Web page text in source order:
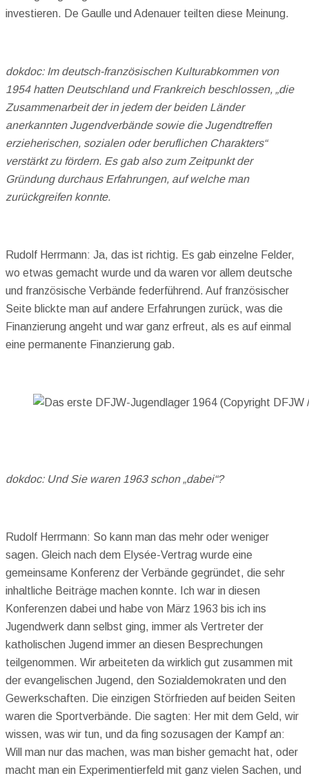
investieren. De Gaulle und Adenauer teilten diese Meinung.
dokdoc: Im deutsch-französischen Kulturabkommen von
1954 hatten Deutschland und Frankreich beschlossen, „die
Zusammenarbeit der in jedem der beiden Länder
anerkannten Jugendverbände sowie die Jugendtreffen
erzieherischen, sozialen oder beruflichen Charakters“
verstärkt zu fördern. Es gab also zum Zeitpunkt der
Gründung durchaus Erfahrungen, auf welche man
zurückgreifen konnte.
Rudolf Herrmann: Ja, das ist richtig. Es gab einzelne Felder,
wo etwas gemacht wurde und da waren vor allem deutsche
und französische Verbände federführend. Auf französischer
Seite blickte man auf andere Erfahrungen zurück, was die
Finanzierung angeht und war ganz erfreut, als es auf einmal
eine permanente Finanzierung gab.
dokdoc: Und Sie waren 1963 schon „dabei“?
Rudolf Herrmann: So kann man das mehr oder weniger
sagen. Gleich nach dem Elysée-Vertrag wurde eine
gemeinsame Konferenz der Verbände gegründet, die sehr
inhaltliche Beiträge machen konnte. Ich war in diesen
Konferenzen dabei und habe von März 1963 bis ich ins
Jugendwerk dann selbst ging, immer als Vertreter der
katholischen Jugend immer an diesen Besprechungen
teilgenommen. Wir arbeiteten da wirklich gut zusammen mit
der evangelischen Jugend, den Sozialdemokraten und den
Gewerkschaften. Die einzigen Störfrieden auf beiden Seiten
waren die Sportverbände. Die sagten: Her mit dem Geld, wir
wissen, was wir tun, und da fing sozusagen der Kampf an:
Will man nur das machen, was man bisher gemacht hat, oder
macht man ein Experimentierfeld mit ganz vielen Sachen, und